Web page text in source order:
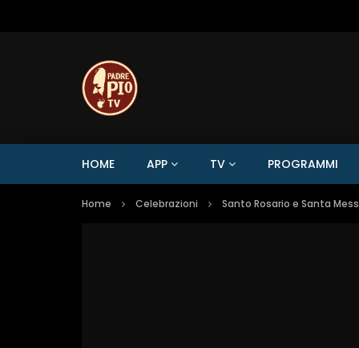
HOME APP TV PROGRAMMI
Home Celebrazioni Santo Rosario e Santa